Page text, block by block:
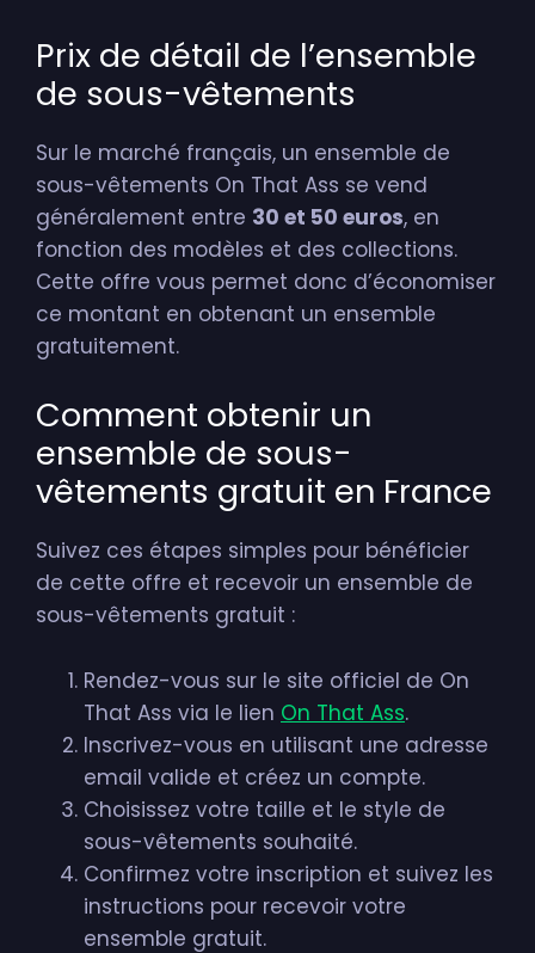
Prix de détail de l’ensemble
de sous-vêtements
Sur le marché français, un ensemble de
sous-vêtements On That Ass se vend
généralement entre 30 et 50 euros, en
fonction des modèles et des collections.
Cette offre vous permet donc d’économiser
ce montant en obtenant un ensemble
gratuitement.
Comment obtenir un
ensemble de sous-
vêtements gratuit en France
Suivez ces étapes simples pour bénéficier
de cette offre et recevoir un ensemble de
sous-vêtements gratuit :
Rendez-vous sur le site officiel de On
That Ass via le lien On That Ass.
Inscrivez-vous en utilisant une adresse
email valide et créez un compte.
Choisissez votre taille et le style de
sous-vêtements souhaité.
Confirmez votre inscription et suivez les
instructions pour recevoir votre
ensemble gratuit.